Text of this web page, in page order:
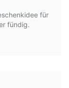
für
fündig.